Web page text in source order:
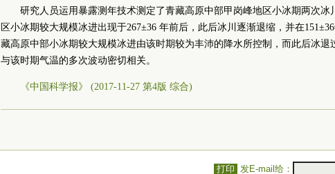
研究人员运用暴露测年技术测定了青藏高原中部甲岗峰地区小冰期两次冰
区小冰期较大规模冰进出现于267±36 年前后，此后冰川逐渐退缩，并在
藏高原中部小冰期较大规模冰进由该时期较为丰沛的降水所控制，而此后冰退
与该时期气温的多次波动密切相关。
《中国科学报》 (2017-11-27 第4版 综合)
打印 发E-mail给：